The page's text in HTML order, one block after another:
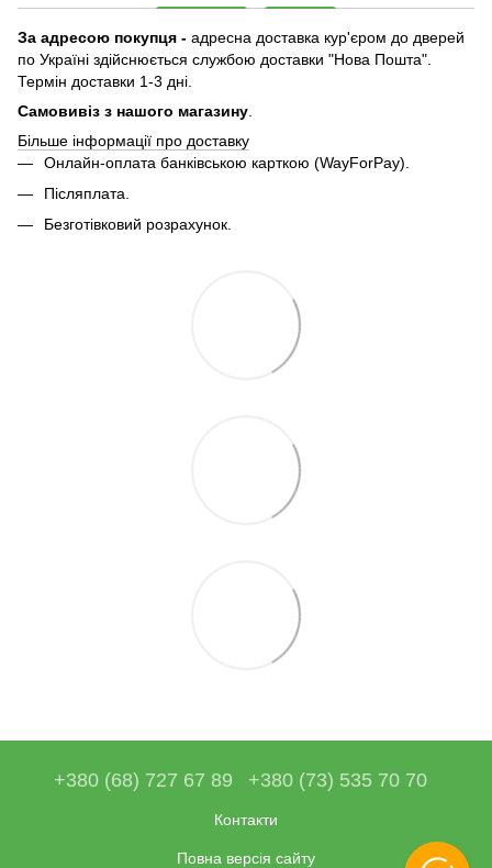
За адресою покупця - адресна доставка кур'єром до дверей
по Україні здійснюється службою доставки "Нова Пошта".
Термін доставки 1-3 дні.
Самовивіз з нашого магазину
Більше інформації про доставку
Онлайн-оплата банківською карткою (WayForPay).
Післяплата.
Безготівковий розрахунок.
+380 (68) 727 67 89 +380 (73) 535 70 70
Контакти
Повна версія сайту